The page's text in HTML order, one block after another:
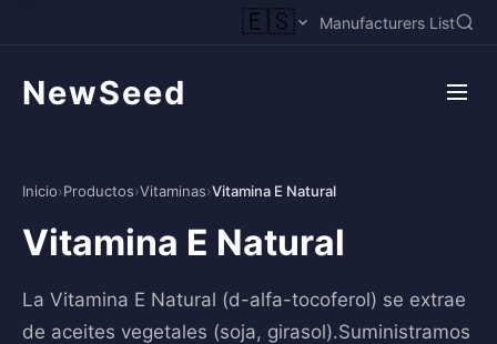
🇪🇸 Manufacturers List
NewSeed
Inicio›Productos›Vitaminas›Vitamina E Natural
Vitamina E Natural
La Vitamina E Natural (d-alfa-tocoferol) se extrae
de aceites vegetales (soja, girasol).Suministramos